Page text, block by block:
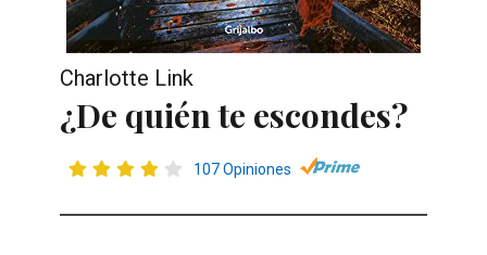
Charlotte Link
¿De quién te escondes?
107 Opiniones